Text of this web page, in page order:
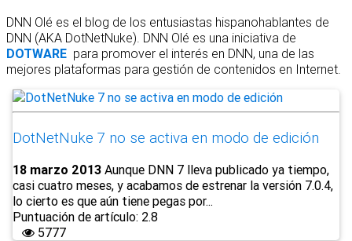
DNN Olé es el blog de los entusiastas hispanohablantes de
DNN (AKA DotNetNuke). DNN Olé es una iniciativa de
DOTWARE para promover el interés en DNN, una de las
mejores plataformas para gestión de contenidos en Internet.
DotNetNuke 7 no se activa en modo de edición
18 marzo 2013 Aunque DNN 7 lleva publicado ya tiempo,
casi cuatro meses, y acabamos de estrenar la versión 7.0.4,
lo cierto es que aún tiene pegas por...
Puntuación de artículo: 2.8
5777